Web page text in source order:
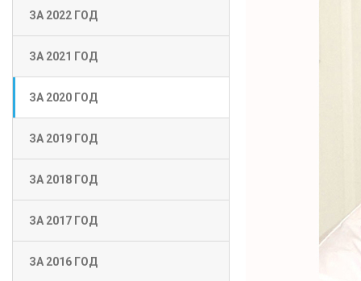
ЗА 2022 ГОД
ЗА 2021 ГОД
ЗА 2020 ГОД
ЗА 2019 ГОД
ЗА 2018 ГОД
ЗА 2017 ГОД
ЗА 2016 ГОД